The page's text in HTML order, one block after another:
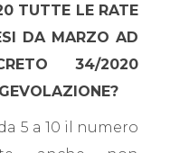
TUTTE LE RATE
DA MARZO AD
34/2020
5 a 10 il numero